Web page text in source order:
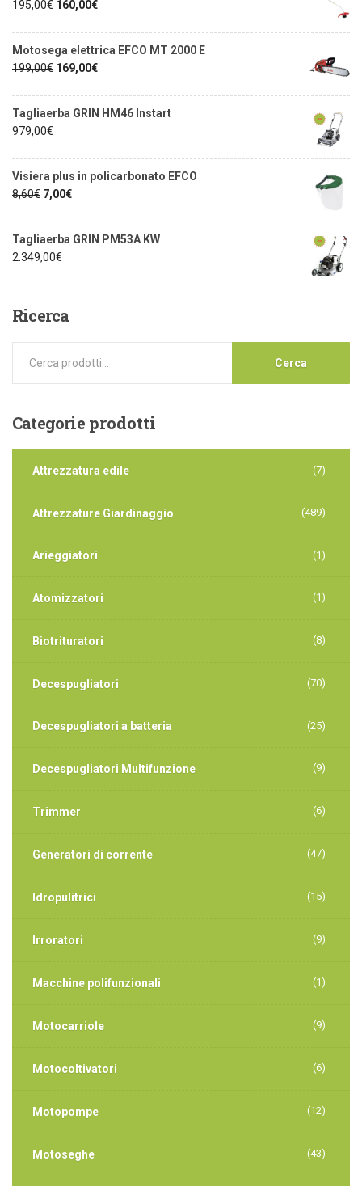
195,00€ 160,00€
Motosega elettrica EFCO MT 2000 E
199,00€ 169,00€
Tagliaerba GRIN HM46 Instart
979,00€
Visiera plus in policarbonato EFCO
8,60€ 7,00€
Tagliaerba GRIN PM53A KW
2.349,00€
Ricerca
Cerca
Categorieprodotti
Attrezzatura edile (7)
Attrezzature Giardinaggio (489)
Arieggiatori (1)
Atomizzatori (1)
Biotrituratori (8)
Decespugliatori (70)
Decespugliatori a batteria (25)
Decespugliatori Multifunzione (9)
Trimmer (6)
Generatori di corrente (47)
Idropulitrici (15)
Irroratori (9)
Macchine polifunzionali (1)
Motocarriole (9)
Motocoltivatori (6)
Motopompe (12)
Motoseghe (43)